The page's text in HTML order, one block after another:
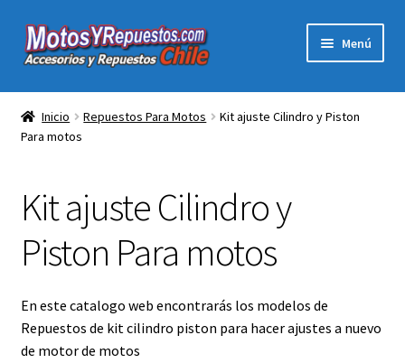
Ir
a
Ir
al
Menú
Acc y Rep Motocross Enduro
Electronica Para Motos
Filtros para Motos
Ropa para Motociclistas
Inicio Repuestos Para Motos
Kit ajuste Cilindro y Piston
Para motos
Kit ajuste Cilindro y
Piston Para motos
En este catalogo web encontrarás los modelos de
Repuestos de kit cilindro piston para hacer ajustes a nuevo
de motor de motos